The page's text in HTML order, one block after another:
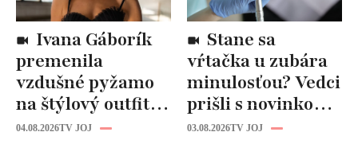
premenila
vzdušné pyžamo
na štýlový outfit:
Tento trik vás
04.08.2026TV JOJ
vŕtačka u zubára
minulosťou? Vedci
prišli s novinkou,
ktorá by mohla
03.08.2026TV JOJ